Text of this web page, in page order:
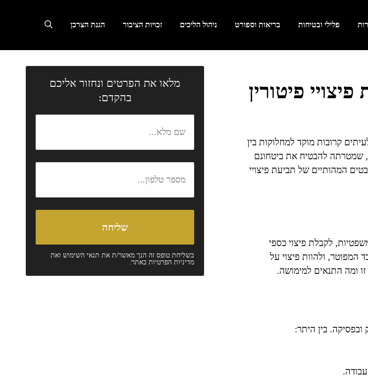
פלילי ובטיחות בריאות וספורט ניהול הליכים זכויות הציבור הגנת הצרכן
פיטורין
קרובות מוקד למחלוקות בין
עובדים למעסיקים. מדובר בזכות הקבועה בחוק פיצויי פיטורין, התשכ"ג–1963, שמטרתה להבטיח את ביטחונם
המהותיים של תביעת פיצויי
לקבלת פיצוי כספי
המפוטר, ולהוות פיצוי על
ומה התנאים למימושה.
ובפסיקה. בין היתר:
מלאו את הפרטים ונחזור אליכם
בהקדם:
בשליחת טופס זה הנך מאשר/ת את תנאי השימושואת
מדיניות הפרטיותבאתר.